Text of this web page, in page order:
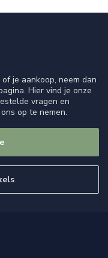
je aankoop, neem dan
Hier vind je onze
vragen en
op te nemen.